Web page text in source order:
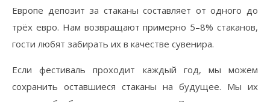
Европе депозит за стаканы составляет от одного до
трёх евро. Нам возвращают примерно 5–8% стаканов,
гости любят забирать их в качестве сувенира.
Если фестиваль проходит каждый год, мы можем
сохранить оставшиеся стаканы на будущее. Мы их